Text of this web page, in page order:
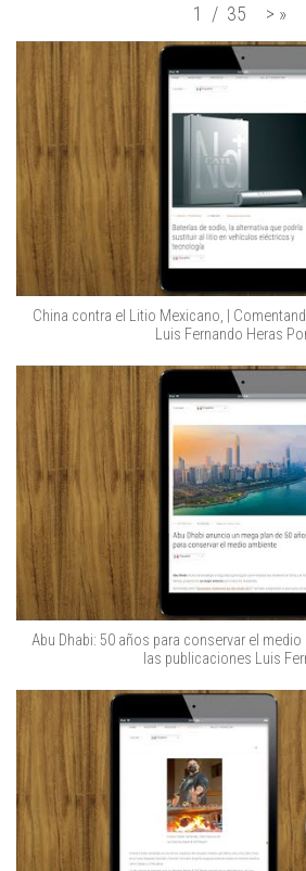
1 / 35 > »
China contra el Litio Mexicano, |
Luis Fernando Heras
Abu Dhabi: 50 años para conservar el
las publicaciones Luis